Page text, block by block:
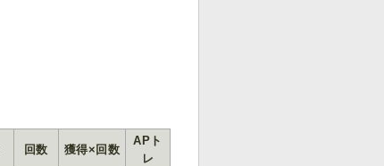
回数 獲得×回数
APト
レ